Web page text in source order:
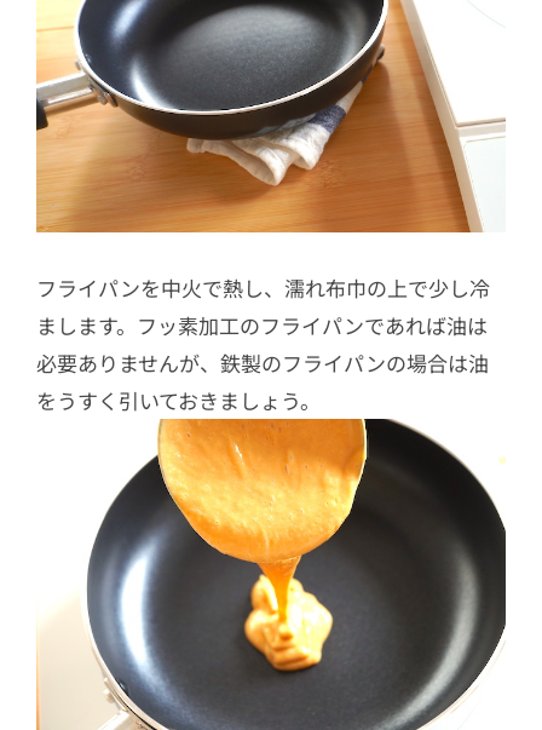
フライパンを中火で熱し、濡れ布巾の上で少し冷
まします。フッ素加工のフライパンであれば油は
必要ありませんが、鉄製のフライパンの場合は油
をうすく引いておきましょう。